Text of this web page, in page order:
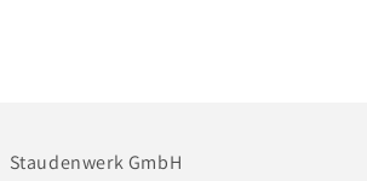
Staudenwerk GmbH